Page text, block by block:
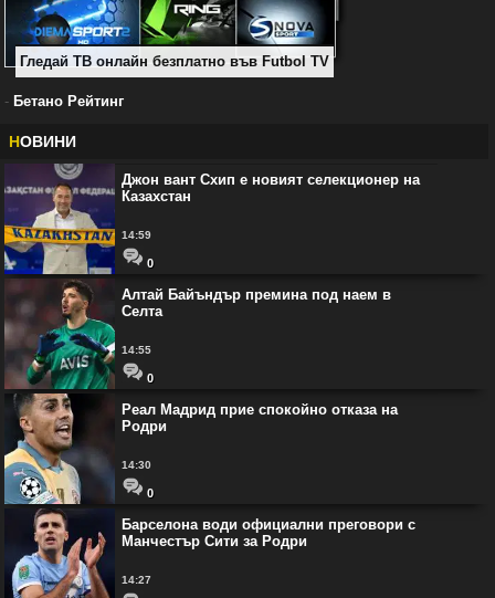
Гледай ТВ онлайн безплатно във Futbol TV
- Бетано Рейтинг
НОВИНИ
Джон вант Схип е новият селекционер на
Казахстан
14:59
0
Алтай Байъндър премина под наем в
Селта
14:55
0
Реал Мадрид прие спокойно отказа на
Родри
14:30
0
Барселона води официални преговори с
Манчестър Сити за Родри
14:27